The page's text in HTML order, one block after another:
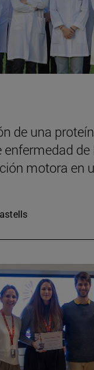
de una
enfermedad
motora en